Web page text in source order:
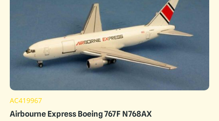
AC419967
Airbourne Express Boeing 767F N768AX